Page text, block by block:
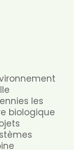
les
biologique